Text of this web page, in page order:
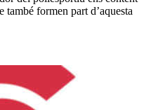
també formen part d’aquesta